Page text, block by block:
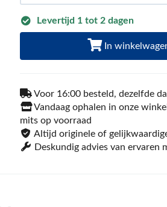
Levertijd 1 tot 2 dagen
In
Voor 16:00 besteld, dezelfde
Vandaag ophalen in onze
mits op voorraad
Altijd originele of
Deskundig advies van ervaren